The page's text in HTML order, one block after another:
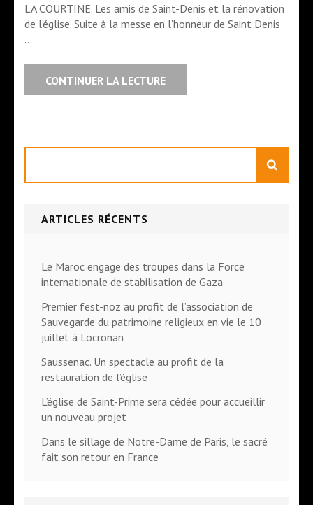
LA COURTINE. Les amis de Saint-Denis et la rénovation
de l’église. Suite à la messe en l’honneur de Saint Denis
…
CONTINUER LA LECTURE
ARTICLES RÉCENTS
Le Maroc engage des troupes dans la Force
internationale de stabilisation de Gaza
Premier fest-noz au profit de l’association de
Sauvegarde du patrimoine religieux en vie le 10
juillet à Locronan
Saussenac. Un spectacle au profit de la
restauration de l’église
L’église de Saint-Prime sera cédée pour accueillir
un nouveau projet
Dans le sillage de Notre-Dame de Paris, le sacré
fait son retour en France